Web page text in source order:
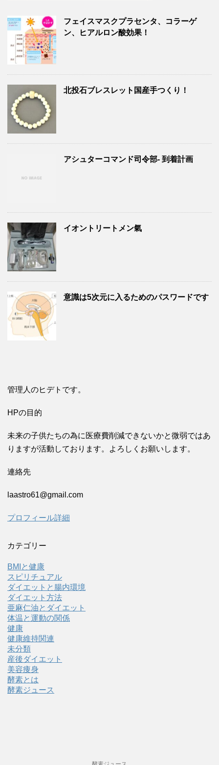
フェイスマスクプラセンタ、コラーゲ
ン、ヒアルロン酸効果！
北投石ブレスレット国産手つくり！
アシュターコマンド司令部- 到着計画
イオントリートメン氣
意識は5次元に入るためのパスワードです
管理人のヒデトです。
HPの目的
未来の子供たちの為に医療費削減できないかと微弱ではあ
りますが活動しております。よろしくお願いします。
連絡先
laastro61@gmail.com
プロフィール詳細
カテゴリー
BMIと健康
スピリチュアル
ダイエットと腸内環境
ダイエット方法
亜麻仁油とダイエット
体温と運動の関係
健康
健康維持関連
未分類
産後ダイエット
美容痩身
酵素とは
酵素ジュース